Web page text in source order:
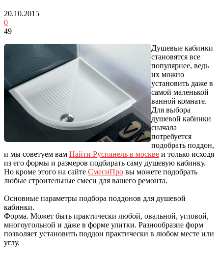
20.10.2015
0
49
Душевые кабинки
становятся все
популярнее, ведь
их можно
установить даже в
самой маленькой
ванной комнате.
Для выбора
душевой кабинки
сначала
потребуется
подобрать поддон,
и мы советуем вам Найти Руспанель в москве и только исходя
из его формы и размеров подбирать саму душевую кабинку.
Но кроме этого на сайте СмесиПро вы можете подобрать
любые строительные смеси для вашего ремонта.
Основные параметры подбора поддонов для душевой
кабинки.
Форма. Может быть практически любой, овальной, угловой,
многоугольной и даже в форме улитки. Разнообразие форм
позволяет установить поддон практически в любом месте или
углу.